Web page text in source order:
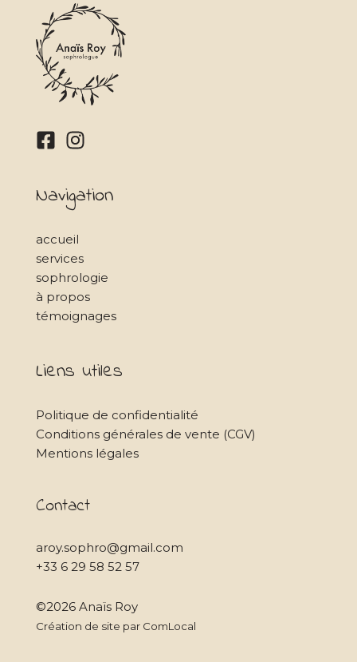
Navigation
accueil
services
sophrologie
à propos
témoignages
Liens utiles
Politique de confidentialité
Conditions générales de vente (CGV)
Mentions légales
Contact
aroy.sophro@gmail.com
+33 6 29 58 52 57
©2026 Anaïs Roy
Création de site par ComLocal